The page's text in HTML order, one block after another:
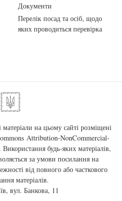
Документи
Перелік посад та осіб, щодо
яких проводиться перевірка
на цьому сайті розміщені
Attribution-NonCommercial-
. Використання будь-яких матеріалів,
за умови посилання на
від повного або часткового
матеріалів.
вул. Банкова, 11